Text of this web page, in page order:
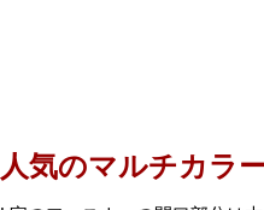
人気のマルチカラ